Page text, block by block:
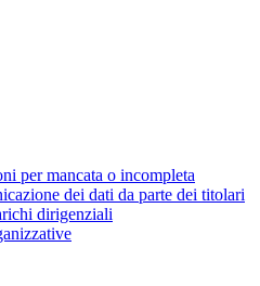
per mancata o incompleta
dei dati da parte dei titolari
dirigenziali